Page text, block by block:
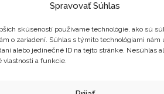
Spravovať Súhlas
skúseností používame technológie, ako sú
o zariadení. Súhlas s týmito technológiami nám
alebo jedinečné ID na tejto stránke. Nesúhlas
vlastnosti a funkcie.